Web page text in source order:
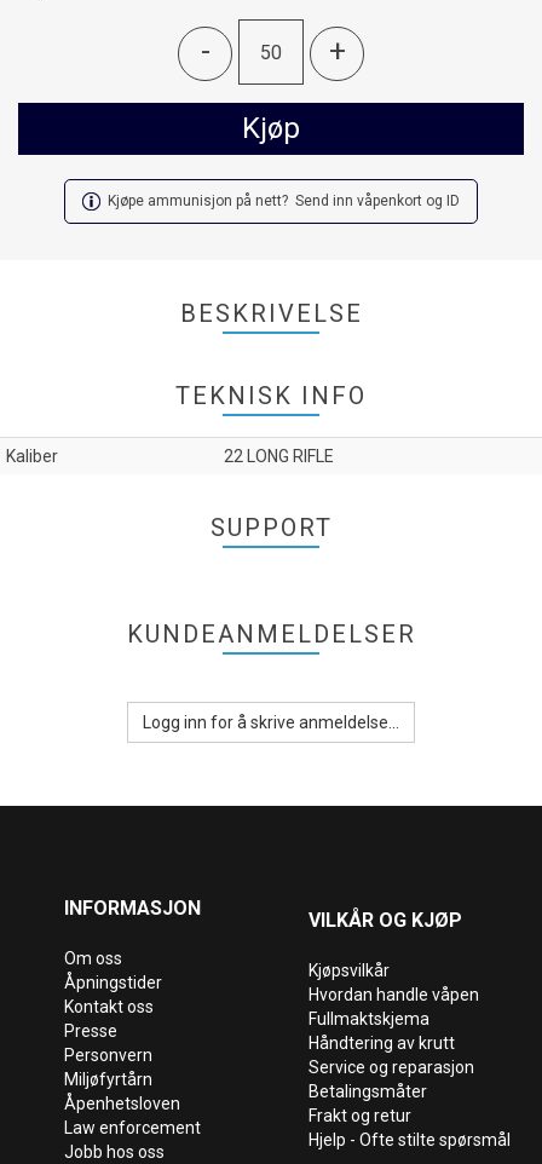
- +
Kjøp
Kjøpe ammunisjon på nett? Send inn våpenkort og ID
BESKRIVELSE
TEKNISK INFO
Kaliber 22 LONG RIFLE
SUPPORT
KUNDEANMELDELSER
Logg inn for å skrive anmeldelse...
INFORMASJON
Om oss
Åpningstider
Kontakt oss
Presse
Personvern
Miljøfyrtårn
Åpenhetsloven
Law enforcement
Jobb hos oss
VILKÅR OG KJØP
Kjøpsvilkår
Hvordan handle våpen
Fullmaktskjema
Håndtering av krutt
Service og reparasjon
Betalingsmåter
Frakt og retur
Hjelp - Ofte stilte spørsmål